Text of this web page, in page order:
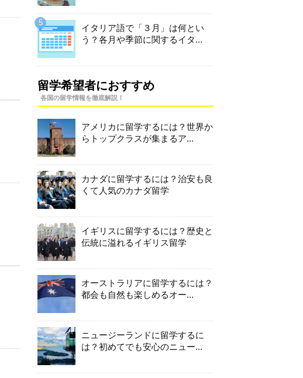
イタリア語で「３月」は何とい
う？各月や季節に関するイタ...
留学希望者におすすめ
各国の留学情報を徹底解説！
アメリカに留学するには？世界か
らトップクラスが集まるア...
カナダに留学するには？治安も良
くて人気のカナダ留学
イギリスに留学するには？歴史と
伝統に溢れるイギリス留学
オーストラリアに留学するには？
都会も自然も楽しめるオー...
ニュージーランドに留学するに
は？初めてでも安心のニュー...